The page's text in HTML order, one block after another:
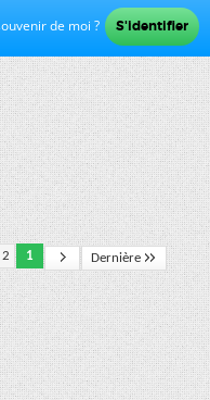
de moi ?
2 1 Dernière